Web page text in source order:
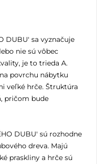
DUBU' sa vyznačuje
nie sú vôbec
je to trieda A.
povrchu nábytku
veľké hrče. Štruktúra
pričom bude
DUBU' sú rozhodne
dreva. Majú
praskliny a hrče sú